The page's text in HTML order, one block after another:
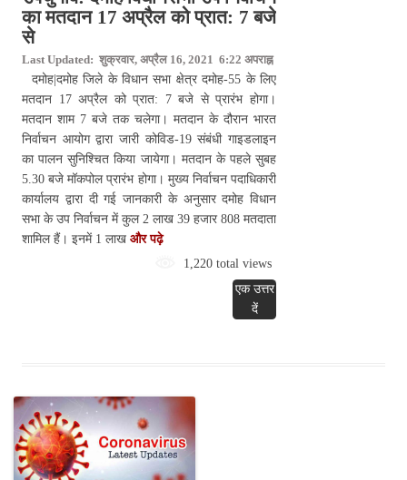
का मतदान 17 अप्रैल को प्रात: 7 बजे
से
Last Updated: शुक्रवार, अप्रैल 16, 2021 6:22 अपराह्न
दमोह|दमोह जिले के विधान सभा क्षेत्र दमोह-55 के लिए
मतदान 17 अप्रैल को प्रात: 7 बजे से प्रारंभ होगा।
मतदान शाम 7 बजे तक चलेगा। मतदान के दौरान भारत
निर्वाचन आयोग द्वारा जारी कोविड-19 संबंधी गाइडलाइन
का पालन सुनि‍श्चित किया जायेगा। मतदान के पहले सुबह
5.30 बजे मॉकपोल प्रारंभ होगा। मुख्य निर्वाचन पदाधिकारी
कार्यालय द्वारा दी गई जानकारी के अनुसार दमोह विधान
सभा के उप निर्वाचन में कुल 2 लाख 39 हजार 808 मतदाता
शामिल हैं। इनमें 1 लाख और पढ़े
1,220 total views
एक उत्तर
दें